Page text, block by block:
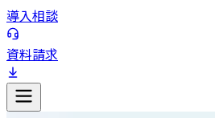
導入相談
資料請求